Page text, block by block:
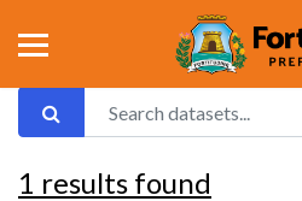
1 results found